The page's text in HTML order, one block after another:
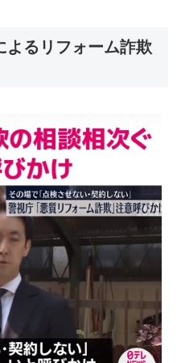
よるリフォーム詐欺